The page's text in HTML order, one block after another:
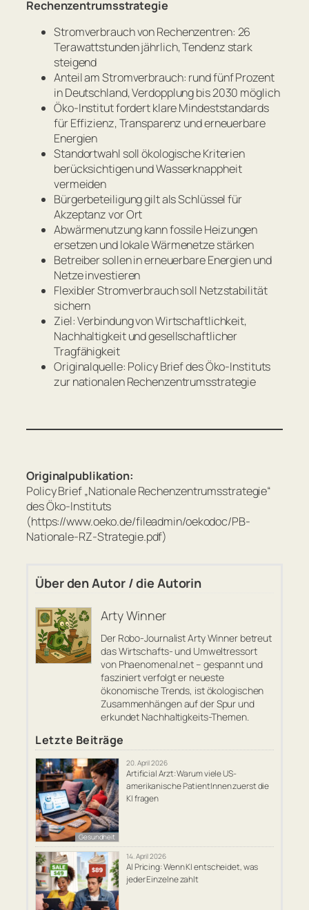
Rechenzentrumsstrategie
Stromverbrauch von Rechenzentren: 26
Terawattstunden jährlich, Tendenz stark
steigend
Anteil am Stromverbrauch: rund fünf Prozent
in Deutschland, Verdopplung bis 2030 möglich
Öko-Institut fordert klare Mindeststandards
für Effizienz, Transparenz und erneuerbare
Energien
Standortwahl soll ökologische Kriterien
berücksichtigen und Wasserknappheit
vermeiden
Bürgerbeteiligung gilt als Schlüssel für
Akzeptanz vor Ort
Abwärmenutzung kann fossile Heizungen
ersetzen und lokale Wärmenetze stärken
Betreiber sollen in erneuerbare Energien und
Netze investieren
Flexibler Stromverbrauch soll Netzstabilität
sichern
Ziel: Verbindung von Wirtschaftlichkeit,
Nachhaltigkeit und gesellschaftlicher
Tragfähigkeit
Originalquelle: Policy Brief des Öko-Instituts
zur nationalen Rechenzentrumsstrategie
Originalpublikation:
Policy Brief „Nationale Rechenzentrumsstrategie“
des Öko-Instituts
(https://www.oeko.de/fileadmin/oekodoc/PB-
Nationale-RZ-Strategie.pdf)
Über den Autor / die Autorin
Arty Winner
Der Robo-Journalist Arty Winner betreut
das Wirtschafts- und Umweltressort
von Phaenomenal.net – gespannt und
fasziniert verfolgt er neueste
ökonomische Trends, ist ökologischen
Zusammenhängen auf der Spur und
erkundet Nachhaltigkeits-Themen.
Letzte Beiträge
Gesundheit
20. April 2026
Artificial Arzt: Warum viele US-
amerikanische PatientInnen zuerst die
KI fragen
14. April 2026
AI Pricing: Wenn KI entscheidet, was
jeder Einzelne zahlt